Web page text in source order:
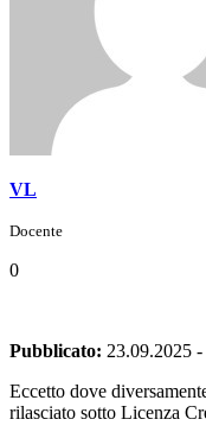
VL
Docente
0
Pubblicato: 23.09.2025 -
Eccetto dove
rilasciato sotto Licenza